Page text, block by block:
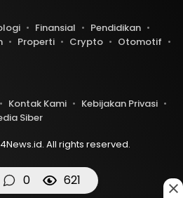
0 621
Finansial
Pendidikan
Properti Crypto
Otomotif
Kontak Kami
Kebijakan Privasi
Siber
All rights reserved.